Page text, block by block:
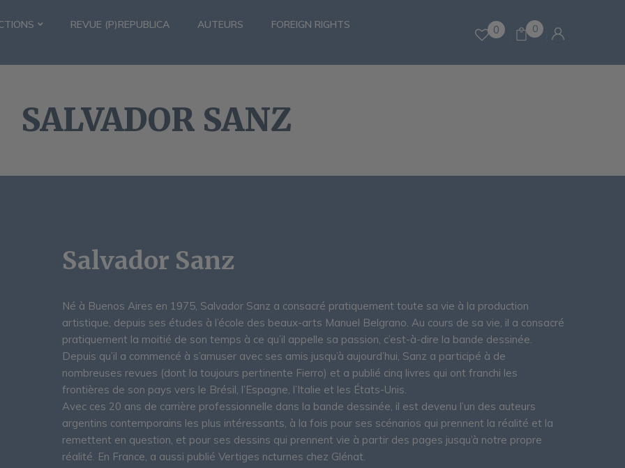
REVUE (P)REPUBLICA AUTEURS
FOREIGN RIGHTS
0 0
SALVADOR SANZ
Salvador Sanz
Né à Buenos Aires en 1975, Salvador Sanz a consacré pratiquement toute sa vie à la production
artistique, depuis ses études à l’école des beaux-arts Manuel Belgrano. Au cours de sa vie, il a consacré
pratiquement la moitié de son temps à ce qu’il appelle sa passion, c’est-à-dire la bande dessinée.
Depuis qu’il a commencé à s’amuser avec ses amis jusqu’à aujourd’hui, Sanz a participé à de
nombreuses revues (dont la toujours pertinente Fierro) et a publié cinq livres qui ont franchi les
frontières de son pays vers le Brésil, l’Espagne, l’Italie et les États-Unis.
Avec ces 20 ans de carrière professionnelle dans la bande dessinée, il est devenu l’un des auteurs
argentins contemporains les plus intéressants, à la fois pour ses scénarios qui prennent la réalité et la
remettent en question, et pour ses dessins qui prennent vie à partir des pages jusqu’à notre propre
réalité. En France, a aussi publié Vertiges ncturnes chez Glénat.